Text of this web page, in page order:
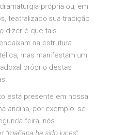
própria ou, em
teatralizado sua tradição
dizer é que tais
na estrutura
mas manifestam um
próprio destas
está presente em nossa
andina, por exemplo: se
feira, nós
“mañana ha sido lunes”,